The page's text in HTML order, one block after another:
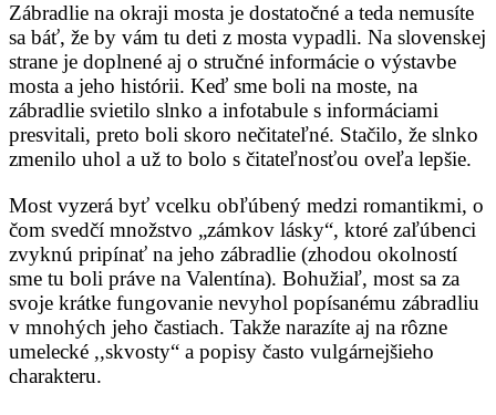
Zábradlie na okraji mosta je dostatočné a teda nemusíte
sa báť, že by vám tu deti z mosta vypadli. Na slovenskej
strane je doplnené aj o stručné informácie o výstavbe
mosta a jeho histórii. Keď sme boli na moste, na
zábradlie svietilo slnko a infotabule s informáciami
presvitali, preto boli skoro nečitateľné. Stačilo, že slnko
zmenilo uhol a už to bolo s čitateľnosťou oveľa lepšie.
Most vyzerá byť vcelku obľúbený medzi romantikmi, o
čom svedčí množstvo „zámkov lásky“, ktoré zaľúbenci
zvyknú pripínať na jeho zábradlie (zhodou okolností
sme tu boli práve na Valentína). Bohužiaľ, most sa za
svoje krátke fungovanie nevyhol popísanému zábradliu
v mnohých jeho častiach. Takže narazíte aj na rôzne
umelecké ,,skvosty“ a popisy často vulgárnejšieho
charakteru.